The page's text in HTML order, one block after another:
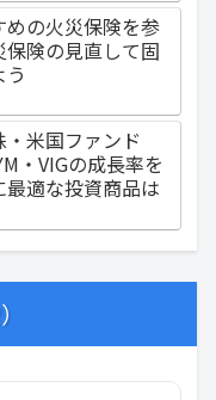
めの火災保険を参
険の見直して固
米国ファンド
・VIGの成長率を
適な投資商品は